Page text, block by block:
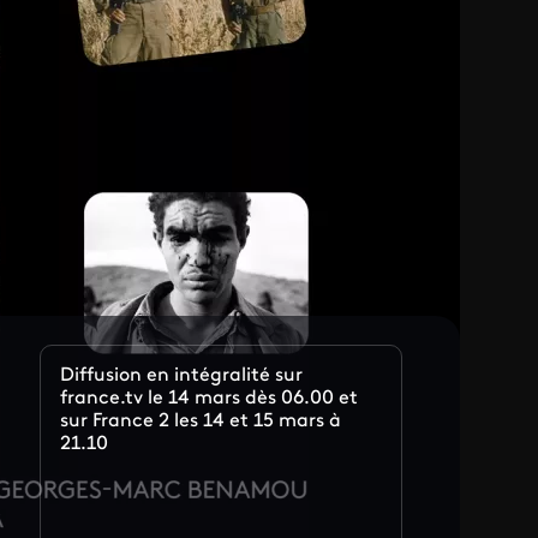
Diffusion en intégralité sur
france.tv le 14 mars dès 06.00 et
sur France 2 les 14 et 15 mars à
21.10